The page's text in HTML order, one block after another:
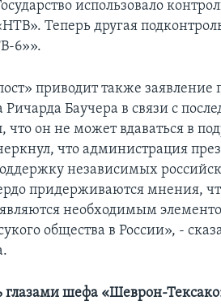
использовало
Теперь другая
6»».
приводит также заявление
Ричарда Баучера в связи с
что он не может вдаваться в
что администрация
независимых
придерживаются мнения,
необходимым
общества в России», -
глазами шефа «Шеврон-